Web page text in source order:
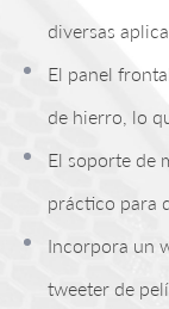
diversas
El panel
de hierro, lo
El soporte de
práctico para
Incorpora un
tweeter de